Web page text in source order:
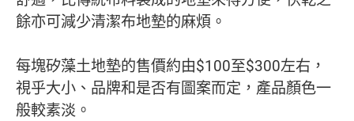
餘亦可減少清潔布地墊的麻煩。
每塊矽藻土地墊的售價約由$100至$300左右，
視乎大小、品牌和是否有圖案而定，產品顏色一
般較素淡。